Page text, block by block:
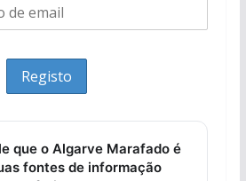
que o Algarve Marafado é
fontes de informação